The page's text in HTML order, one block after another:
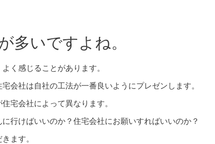
多いですよね。
く感じることがあります。
会社は自社の工法が一番良いようにプレゼンします。
宅会社によって異なります。
行けばいいのか？住宅会社にお願いすればいいのか？
ます。